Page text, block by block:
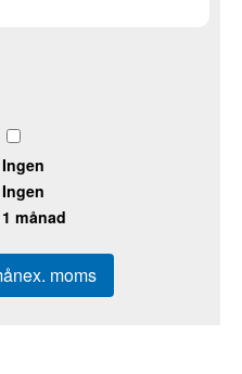
Ingen
Ingen
1 månad
ex. moms